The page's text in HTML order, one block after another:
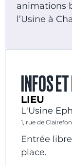
animations
l’Usine à
INFOS
LIEU
L'Usine
1, rue de
Entrée
place.